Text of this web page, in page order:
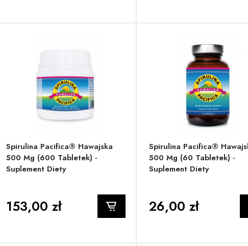
Spirulina Pacifica® Hawajska
500 Mg (600 Tabletek) -
Suplement Diety
153,00 zł
Spirulina Pacifica®
500 Mg (60 Tabletek) -
Suplement Diety
26,00 zł